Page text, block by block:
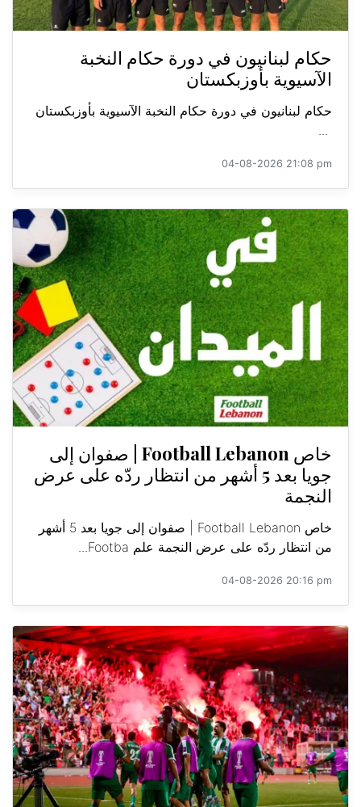
حكام لبنانيون في دورة حكام النخبة
الآسيوية بأوزبكستان
حكام لبنانيون في دورة حكام النخبة الآسيوية بأوزبكستان
...
04-08-2026 21:08 pm
خاص Football Lebanon | صفوان إلى
جويا بعد 5 أشهر من انتظار ردّه على عرض
النجمة
خاص Football Lebanon | صفوان إلى جويا بعد 5 أشهر
من انتظار ردّه على عرض النجمة علم Footba...
04-08-2026 20:16 pm